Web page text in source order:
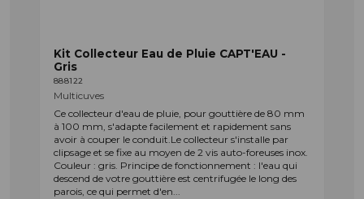
Kit Collecteur Eau de Pluie CAPT'EAU -
Gris
888122
Multicuves
Ce collecteur d'eau de pluie, pour gouttière de 80 mm
à 100 mm, s'adapte facilement et rapidement sans
avoir à couper le conduit.Le collecteur s'installe par
clipsage et se fixe au moyen de 2 vis auto-foreuses inox.
Couleur : gris. Principe de fonctionnement : l'eau qui
descend de votre gouttière est centrifugée le long des
parois, ce qui permet d'en...